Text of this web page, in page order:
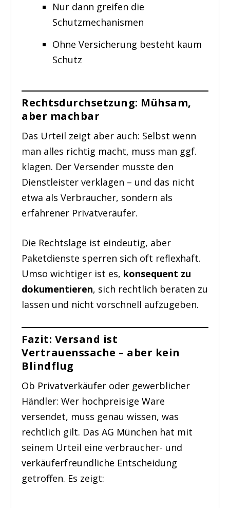
Nur dann greifen die
Schutzmechanismen
Ohne Versicherung besteht kaum
Schutz
Rechtsdurchsetzung: Mühsam,
aber machbar
Das Urteil zeigt aber auch: Selbst wenn
man alles richtig macht, muss man ggf.
klagen. Der Versender musste den
Dienstleister verklagen – und das nicht
etwa als Verbraucher, sondern als
erfahrener Privatveräufer.
Die Rechtslage ist eindeutig, aber
Paketdienste sperren sich oft reflexhaft.
Umso wichtiger ist es, konsequent zu
dokumentieren, sich rechtlich beraten zu
lassen und nicht vorschnell aufzugeben.
Fazit: Versand ist
Vertrauenssache – aber kein
Blindflug
Ob Privatverkäufer oder gewerblicher
Händler: Wer hochpreisige Ware
versendet, muss genau wissen, was
rechtlich gilt. Das AG München hat mit
seinem Urteil eine verbraucher- und
verkäuferfreundliche Entscheidung
getroffen. Es zeigt: